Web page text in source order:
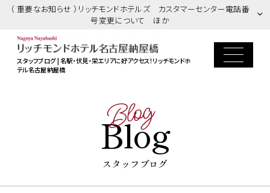
（ 重要なお知らせ ）リッチモンドホテルズ カスタマーセンター電話番
号変更について ほか
スタッフブログ | 名駅・伏見・栄エリアに好アクセス！リッチモンドホ
テル名古屋納屋橋
Blog
Blog
スタッフブログ